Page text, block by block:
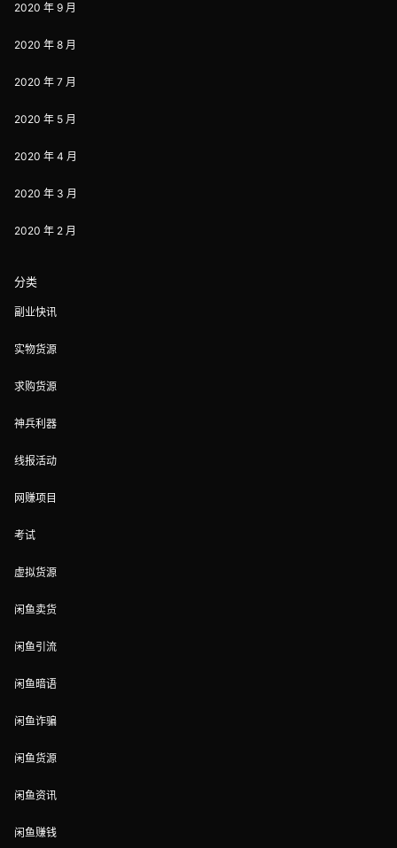
2020 年 9 月
2020 年 8 月
2020 年 7 月
2020 年 5 月
2020 年 4 月
2020 年 3 月
2020 年 2 月
分类
副业快讯
实物货源
求购货源
神兵利器
线报活动
网赚项目
考试
虚拟货源
闲鱼卖货
闲鱼引流
闲鱼暗语
闲鱼诈骗
闲鱼货源
闲鱼资讯
闲鱼赚钱